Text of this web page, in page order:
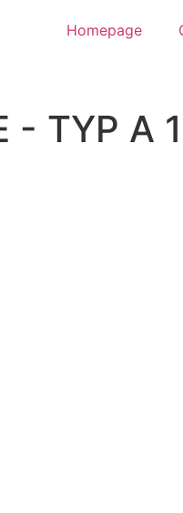
Homepage
- TYP A